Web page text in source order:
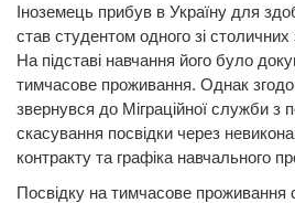
Іноземець прибув в Україну для
став студентом одного зі столичних
На підставі навчання його було
тимчасове проживання. Однак
звернувся до Міграційної служби з
скасування посвідки через
контракту та графіка навчального
Посвідку на тимчасове